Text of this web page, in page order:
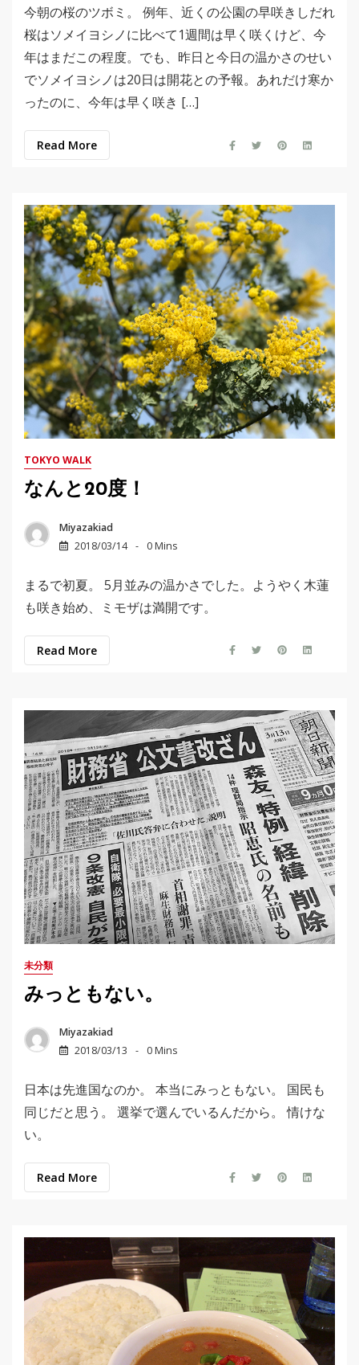
今朝の桜のツボミ。 例年、近くの公園の早咲きしだれ
桜はソメイヨシノに比べて1週間は早く咲くけど、今
年はまだこの程度。でも、昨日と今日の温かさのせい
でソメイヨシノは20日は開花との予報。あれだけ寒か
ったのに、今年は早く咲き […]
Read More
TOKYO WALK
なんと20度！
Miyazakiad
2018/03/14
0 Mins
まるで初夏。 5月並みの温かさでした。ようやく木蓮
も咲き始め、ミモザは満開です。
Read More
未分類
みっともない。
Miyazakiad
2018/03/13
0 Mins
日本は先進国なのか。 本当にみっともない。 国民も
同じだと思う。 選挙で選んでいるんだから。 情けな
い。
Read More